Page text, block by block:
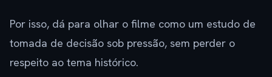
Por isso, dá para olhar o filme como um estudo de
tomada de decisão sob pressão, sem perder o
respeito ao tema histórico.